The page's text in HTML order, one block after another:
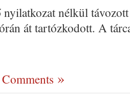
nélkül
át tartózkodott. A